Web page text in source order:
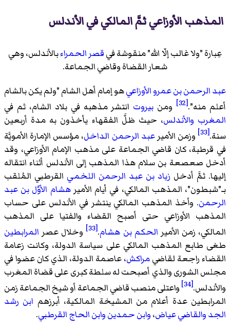
المذهب الأوزاعي ثمَّ المالكي في الأندلس
عِبارة "ولا غالب إلّا الله" منقوشة فيقصر الحمراءبالأندلس، وهي
شعار القضاة وقاضي الجماعة.
عبد الرحمن بن عمرو الأوزاعيهو إمام أهل الشام "ولم يكن بالشام
أعلم منه".[32] ومن بيروت انتشر مذهبه في بلاد الشام، ثم في
المغرب والأندلس، حيث ظلَّ الفقهاء يأخذون به مدة أربعين
سنة.[33] وزمن الأميرعبد الرحمن الداخل، مؤسس الإمارة الأمويَّة
في قرطبة، كان قاضي الجماعة على مذهب الإمام الأوزاعي، وقد
أدخل صعصعة بن سلام هذا المذهب إلى الأندلس أثناء انتقاله
إليها. ثمَّ أدخل زياد بن عبد الرحمن اللخمي القرطبي المُلقب
بـ"شبطون"، المذهب المالكي، في أيام الأميرهشام الأوَّل بن عبد
الرحمن. وأخذ المذهب المالكي ينتشر في الأندلس على حساب
المذهب الأوزاعي حتى أصبح القضاء والفتيا على المذهب
المالكي، زمن الأمير الحكم بن هشام.
[33] وخلال عصر المرابطين
طغى طابع المذهب المالكي على سياسة الدولة، وكانت زعامة
القضاء راجعة لقاضيمراكش، عاصمة الدولة، الذي كان عضوا في
مجلس الشورى والذي أصبحت له سلطة كبرى على قضاة المغرب
والأندلس.[34]
واعتلى منصب قاضي الجماعة أو شيخ الجماعة زمن
المرابطين عدة أعلام من المشيخة المالكية، أبرزهم ابن رشد
الجدوالقاضي عياض،وابن حمدينوابن الحاج القرطبي.